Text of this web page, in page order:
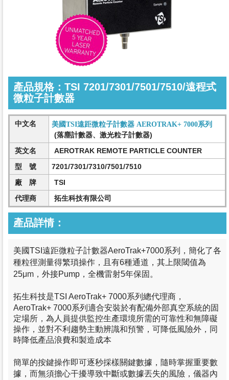
產品規格：TSI 7201/7301/7501/7510/遠程式
微粒子計數器
中文名 美國TSI遠距微粒子計數器 AEROTRAK+ 7000系列
(落塵計數器、激光粒子計數器)
英文名
AEROTRAK REMOTE PARTICLE COUNTER
型 號
7201/7301/7310/7501/7510
廠 牌
TSI
代理商
拓生科技有限公司
產品詳情：
美國TSI遠距微粒子計數器AeroTrak+7000系列，簡化了各
種粒徑測量得繁瑣操作，且有6種通道，其上限閾值為
25μm， 外接Pump，全機雷射5年保固。
拓生科技是TSI AeroTrak+ 7000系列總代理商，
AeroTrak+ 7000系列適合安裝於有配備外部真空系統的固
定場所，為人員提供監控生產環境所需的可靠性和無障礙
操作，並對不利趨勢主動辨識和預警，可降低風險外，同
時降低產品浪費和製造成本
簡單的按鍵操作即可逐秒採樣關鍵數據，隨時掌握重要數
據，而無須擔心干擾導致中斷或數據丟失的風險，儀器內